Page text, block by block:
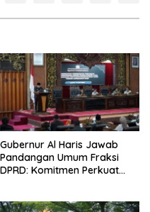
Gubernur Al Haris Jawab
Pandangan Umum Fraksi
DPRD: Komitmen Perkuat